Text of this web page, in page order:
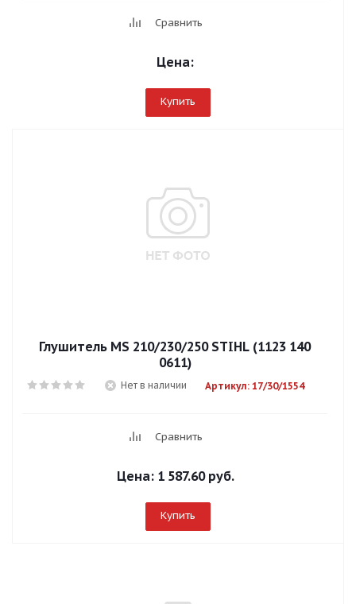
Сравнить
Цена:
Купить
Глушитель MS 210/230/250 STIHL (1123 140
0611)
Нет в наличии Артикул: 17/30/1554
Сравнить
Цена: 1 587.60 руб.
Купить